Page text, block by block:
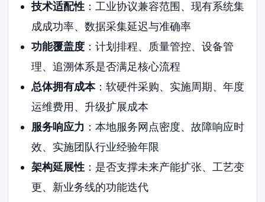
技术适配性：工业协议兼容范围、现有系统集
成成功率、数据采集延迟与准确率
功能覆盖度：计划排程、质量管控、设备管
理、追溯体系是否满足核心流程
总体拥有成本：软硬件采购、实施周期、年度
运维费用、升级扩展成本
服务响应力 ：本地服务网点密度、故障响应时
效、实施团队行业经验年限
架构延展性：是否支撑未来产能扩张、工艺变
更、新业务线的功能迭代